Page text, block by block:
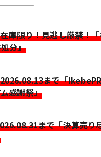
庫限り！見逃し厳禁！
分」
まで「
感謝祭」
まで「決算売り